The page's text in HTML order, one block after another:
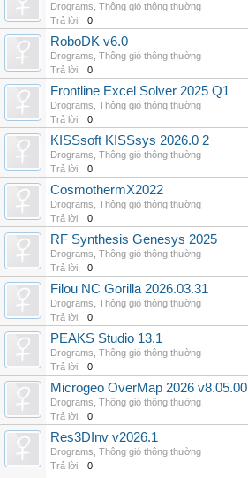
Drograms Thông gió thông thường
Trả lời:
0
RoboDK v6.0
Drograms Thông gió thông thường
Trả lời:
0
Frontline Excel Solver 2025 Q1
Drograms Thông gió thông thường
Trả lời:
0
KISSsoft KISSsys 2026.0 2
Drograms Thông gió thông thường
Trả lời:
0
CosmothermX2022
Drograms Thông gió thông thường
Trả lời:
0
RF Synthesis Genesys 2025
Drograms Thông gió thông thường
Trả lời:
0
Filou NC Gorilla 2026.03.31
Drograms Thông gió thông thường
Trả lời:
0
PEAKS Studio 13.1
Drograms Thông gió thông thường
Trả lời:
0
Microgeo OverMap 2026 v8.05.00
Drograms Thông gió thông thường
Trả lời:
0
Res3DInv v2026.1
Drograms Thông gió thông thường
Trả lời:
0